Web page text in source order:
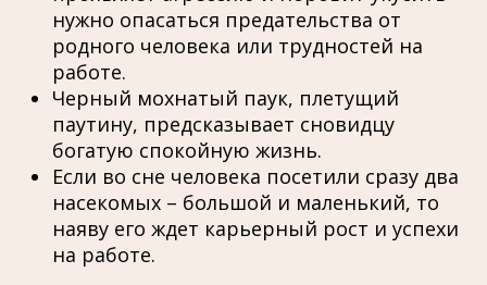
нужно опасаться предательства от
родного человека или трудностей на
работе.
Черный мохнатый паук, плетущий
паутину, предсказывает сновидцу
богатую спокойную жизнь.
Если во сне человека посетили сразу два
насекомых – большой и маленький, то
наяву его ждет карьерный рост и успехи
на работе.